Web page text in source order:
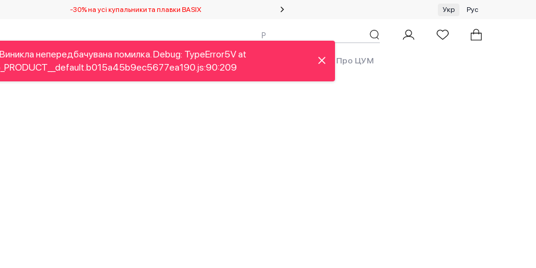
-30% на усі купальники та плавки BASIX Спеціальна пропозиція на одяг та хустки ЦУМ by GUNIA
Укр Рус
Дітям Home&Gifts Українські дизайнери Краса Аутлет Про ЦУМ
непередбачувана помилка. Debug: TypeError5V at